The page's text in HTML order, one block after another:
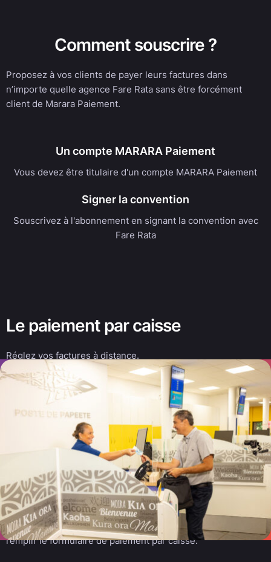
Comment souscrire ?
Proposez à vos clients de payer leurs factures dans
n’importe quelle agence Fare Rata sans être forcément
client de Marara Paiement.
Un compte MARARA Paiement
Vous devez être titulaire d'un compte MARARA Paiement
Signer la convention
Souscrivez à l'abonnement en signant la convention avec
Fare Rata
Le paiement par caisse
Réglez vos factures à distance.
Bénéficiez du réseau d’agences Fare Rata pour régler vos
factures tout en fournissant vos références clients.
Même dans les îles les plus éloignées, nous mettons à votre
disposition leur réseau étendu d’agences pour vous
permettre d’encaisser vos factures.
Avec le paiement par caisse, vos clients peuvent régler
leurs factures dans n’importe quelle agence Fare Rata.
Pour cela, vos clients doivent se rendre en agence et
remplir le formulaire de paiement par caisse.